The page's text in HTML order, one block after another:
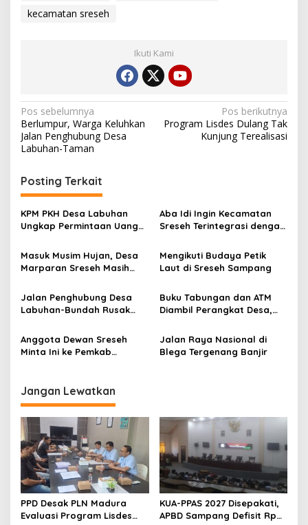
kecamatan sreseh
Ikuti Kami
Navigasi
pos
Pos sebelumnya
Berlumpur, Warga Keluhkan
Jalan Penghubung Desa
Labuhan-Taman
Pos berikutnya
Program Lisdes Dulang Tak
Kunjung Terealisasi
Posting Terkait
KPM PKH Desa Labuhan
Ungkap Permintaan Uang
Kelompok: Itu Uang Terima
Kasih
Aba Idi Ingin Kecamatan
Sreseh Terintegrasi dengan
Masuk Musim Hujan, Desa
Marparan Sreseh Masih
Mengikuti Budaya Petik
Laut di Sreseh Sampang
Jalan Penghubung Desa
Labuhan-Bundah Rusak
Buku Tabungan dan ATM
Diambil Perangkat Desa,
Sreseh Tak Bisa Ambil
Bantuan
Anggota Dewan Sreseh
Minta Ini ke Pemkab
Jalan Raya Nasional di
Blega Tergenang Banjir
Jangan Lewatkan
PPD Desak PLN Madura
Evaluasi Program Lisdes
KUA-PPAS 2027 Disepakati,
APBD Sampang Defisit Rp